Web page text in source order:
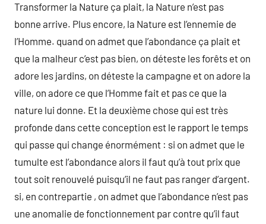
Transformer la Nature ça plait, la Nature n’est pas
bonne arrive. Plus encore, la Nature est l’ennemie de
l’Homme. quand on admet que l’abondance ça plait et
que la malheur c’est pas bien, on déteste les forêts et on
adore les jardins, on déteste la campagne et on adore la
ville, on adore ce que l’Homme fait et pas ce que la
nature lui donne. Et la deuxième chose qui est très
profonde dans cette conception est le rapport le temps
qui passe qui change énormément : si on admet que le
tumulte est l’abondance alors il faut qu’à tout prix que
tout soit renouvelé puisqu’il ne faut pas ranger d’argent.
si, en contrepartie , on admet que l’abondance n’est pas
une anomalie de fonctionnement par contre qu’il faut